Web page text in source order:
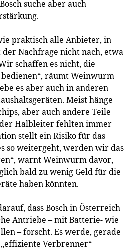
suche aber auch
praktisch alle Anbieter, in
Nachfrage nicht nach, etwa
schaffen es nicht, die
räumt Weinwurm
es aber auch in anderen
Meist hänge
aber auch andere Teile
Halbleiter fehlten immer
stellt ein Risiko für das
so weitergeht, werden wir das
warnt Weinwurm davor,
bald zu wenig Geld für die
haben könnten.
dass Bosch in Österreich
Antriebe – mit Batterie- wie
– forscht. Es werde, gerade
Verbrenner“